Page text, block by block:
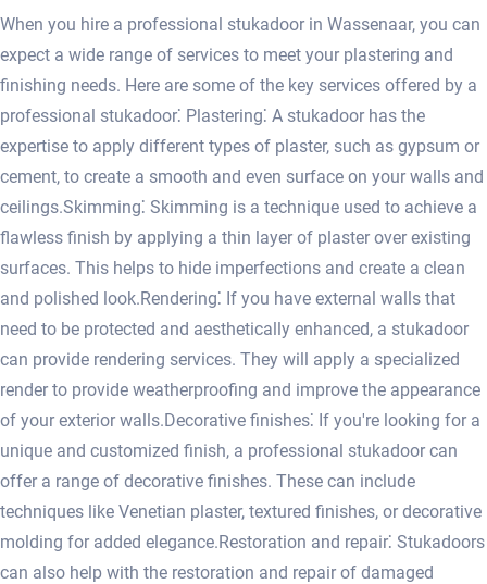
When you hire a professional stukadoor in Wassenaar, you can
expect a wide range of services to meet your plastering and
finishing needs.​ Here are some of the key services offered by a
professional stukadoor⁚ Plastering⁚ A stukadoor has the
expertise to apply different types of plaster, such as gypsum or
cement, to create a smooth and even surface on your walls and
ceilings.​ Skimming⁚ Skimming is a technique used to achieve a
flawless finish by applying a thin layer of plaster over existing
surfaces.​ This helps to hide imperfections and create a clean
and polished look.​ Rendering⁚ If you have external walls that
need to be protected and aesthetically enhanced, a stukadoor
can provide rendering services.​ They will apply a specialized
render to provide weatherproofing and improve the appearance
of your exterior walls.​ Decorative finishes⁚ If you're looking for a
unique and customized finish, a professional stukadoor can
offer a range of decorative finishes.​ These can include
techniques like Venetian plaster, textured finishes, or decorative
molding for added elegance.​ Restoration and repair⁚ Stukadoors
can also help with the restoration and repair of damaged